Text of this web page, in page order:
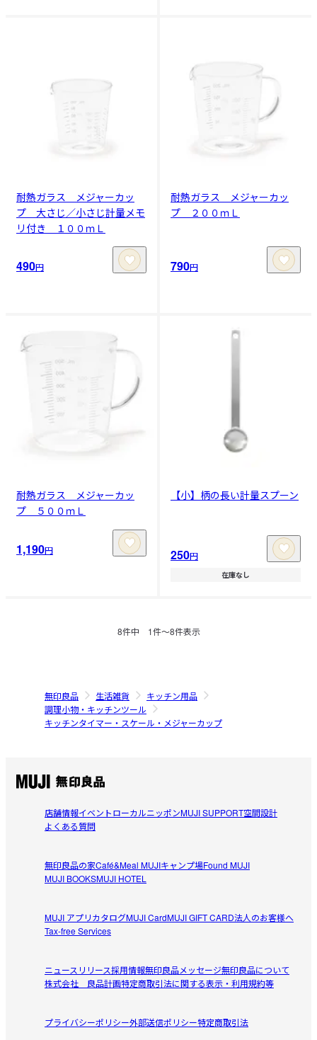
耐熱ガラス メジャーカッ
プ 大さじ／小さじ計量メモ
リ付き １００ｍＬ
490円
耐熱ガラス メジャーカッ
プ ２００ｍＬ
790円
耐熱ガラス メジャーカッ
プ ５００ｍＬ
1,190円
【小】柄の長い計量スプーン
250円
在庫なし
8件中 1件〜8件表示
無印良品 生活雑貨
キッチン用品
調理小物・キッチンツール
キッチンタイマー・スケール・メジャーカップ
店舗情報イベントローカルニッポンMUJI SUPPORT空間設計
よくある質問
無印良品の家Café&Meal MUJIキャンプ場Found MUJI
MUJI BOOKSMUJI HOTEL
MUJI アプリカタログMUJI CardMUJI GIFT CARD法人のお客様へ
Tax-free Services
ニュースリリース採用情報無印良品メッセージ無印良品について
株式会社 良品計画特定商取引法に関する表示・利用規約等
プライバシーポリシー外部送信ポリシー特定商取引法